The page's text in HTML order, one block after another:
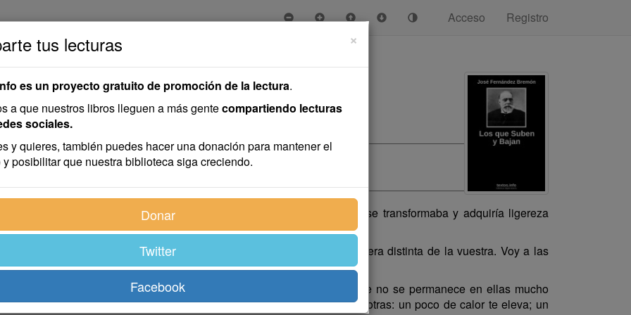
Acceso
Registro
y Bajan
años confundida con las demás en un lago, sintió de pronto que se transformaba y adquiría ligereza
amigas! Ya había presentido muchas veces que mi naturaleza era distinta de la vuestra. Voy a las
nos veremos más.
viajado mucho—. Yo he estado en esas altas regiones, y sé que no se permanece en ellas mucho
hoy mismo, te deje volver a este lago tranquilo. Eres como todas nosotras: un poco de calor te eleva; un
×
tus lecturas
es un proyecto gratuito de promoción de la lectura.
a que nuestros libros lleguen a más gentecompartiendo lecturas
sociales.
y quieres, también puedes hacer una donación para mantener el
y posibilitar que nuestra biblioteca siga creciendo.
Donar
Twitter
Facebook